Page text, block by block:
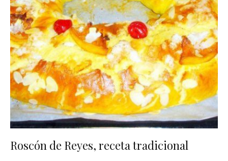
Roscón de Reyes, receta tradicional